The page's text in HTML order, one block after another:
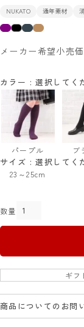
NUKATO 通年素材
メーカー希望小売
サイズ 選択してく
23～25cm
カラー 選択してく
パープル ブ
ギフ
商品についてのお問